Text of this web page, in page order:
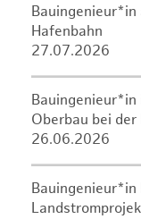
Hafenbahn
27.07.2026
Oberbau bei der
26.06.2026
Bauingenieur*in